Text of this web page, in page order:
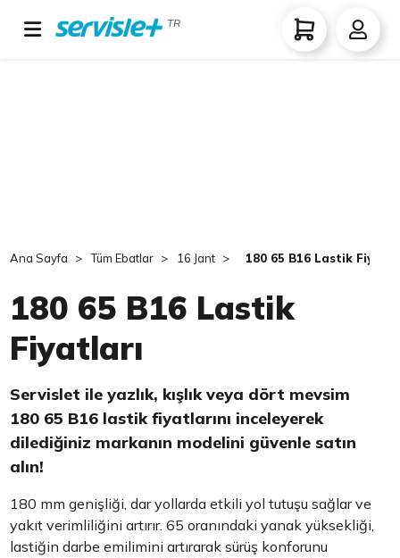
TR
Ana Sayfa Tüm Ebatlar 16 Jant 180 65 B16 Lastik
180 65 B16 Lastik
Fiyatları
Servislet ile yazlık, kışlık veya dört mevsim
180 65 B16 lastik fiyatlarını inceleyerek
dilediğiniz markanın modelini güvenle satın
alın!
180 mm genişliği, dar yollarda etkili yol tutuşu sağlar ve
yakıt verimliliğini artırır. 65 oranındaki yanak yüksekliği,
lastiğin darbe emilimini artırarak sürüş konforunu